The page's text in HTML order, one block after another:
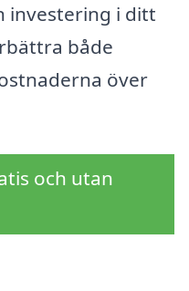
investering i ditt
både
över
och utan